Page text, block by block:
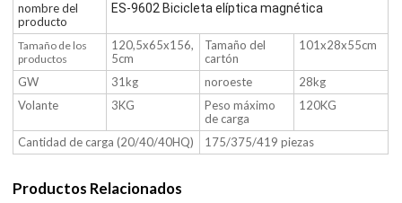
nombre del
producto
ES-9602 Bicicleta elíptica magnética
Tamaño de los
productos
120,5x65x156,
5cm
Tamaño del
cartón
101x28x55cm
GW 31kg noroeste
28kg
Volante
3KG
Peso máximo
de carga
120KG
Cantidad de carga (20/40/40HQ) 175/375/419 piezas
Productos Relacionados